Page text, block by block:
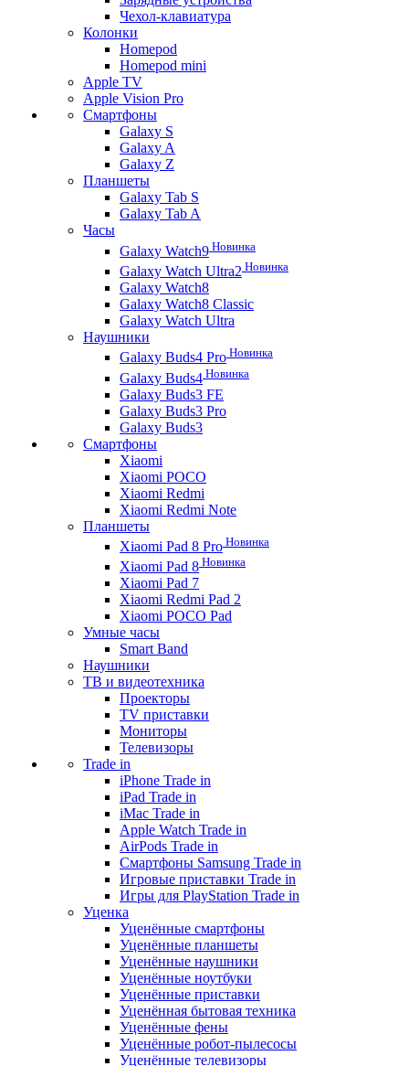
Чехол-клавиатура
Колонки
Homepod
Homepod mini
Apple TV
Apple Vision Pro
Смартфоны
Galaxy S
Galaxy A
Galaxy Z
Планшеты
Galaxy Tab S
Galaxy Tab A
Часы
Galaxy Watch9 Новинка
Galaxy Watch Ultra2 Новинка
Galaxy Watch8
Galaxy Watch8 Classic
Galaxy Watch Ultra
Наушники
Galaxy Buds4 Pro Новинка
Galaxy Buds4 Новинка
Galaxy Buds3 FE
Galaxy Buds3 Pro
Galaxy Buds3
Смартфоны
Xiaomi
Xiaomi POCO
Xiaomi Redmi
Xiaomi Redmi Note
Планшеты
Xiaomi Pad 8 Pro Новинка
Xiaomi Pad 8 Новинка
Xiaomi Pad 7
Xiaomi Redmi Pad 2
Xiaomi POCO Pad
Умные часы
Smart Band
Наушники
ТВ и видеотехника
Проекторы
TV приставки
Мониторы
Телевизоры
Trade in
iPhone Trade in
iPad Trade in
iMac Trade in
Apple Watch Trade in
AirPods Trade in
Смартфоны Samsung Trade in
Игровые приставки Trade in
Игры для PlayStation Trade in
Уценка
Уценённые смартфоны
Уценённые планшеты
Уценённые наушники
Уценённые ноутбуки
Уценённые приставки
Уценённая бытовая техника
Уценённые фены
Уценённые робот-пылесосы
Уценённые телевизоры